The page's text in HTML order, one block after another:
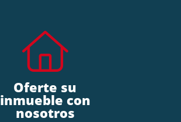
Oferte su
inmueble con
nosotros